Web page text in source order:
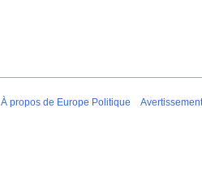
À propos de Europe Politique